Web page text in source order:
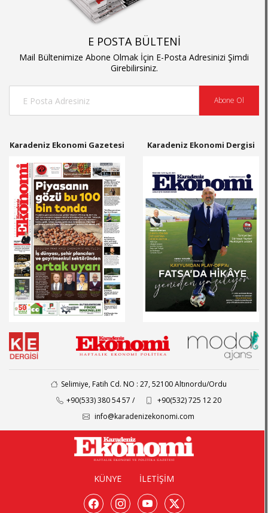
E POSTA BÜLTENİ
Mail Bültenimize Abone Olmak İçin E-Posta Adresinizi Şimdi
Girebilirsiniz.
Abone Ol
Karadeniz Ekonomi Gazetesi Karadeniz Ekonomi Dergisi
Selimiye, Fatih Cd. NO : 27, 52100 Altınordu/Ordu
+90(533) 380 54 57 /
+90(532) 725 12 20
info@karadenizekonomi.com
KÜNYE İLETİŞİM